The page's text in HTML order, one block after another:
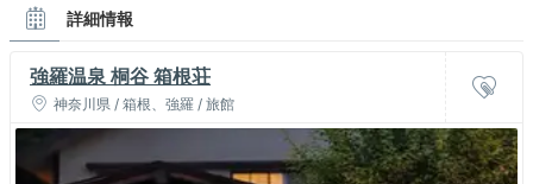
詳細情報
強羅温泉 桐谷 箱根荘
神奈川県 / 箱根、強羅 / 旅館